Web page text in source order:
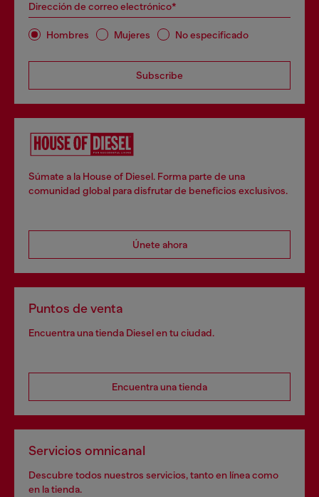
Dirección de correo electrónico*
Hombres Mujeres No especificado
Subscribe
Súmate a la House of Diesel. Forma parte de una
comunidad global para disfrutar de beneficios exclusivos.
Únete ahora
Puntos de venta
Encuentra una tienda Diesel en tu ciudad.
Encuentra una tienda
Servicios omnicanal
Descubre todos nuestros servicios, tanto en línea como
en la tienda.